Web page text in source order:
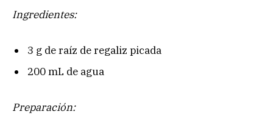
Ingredientes:
3 g de raíz de regaliz picada
200 mL de agua
Preparación: